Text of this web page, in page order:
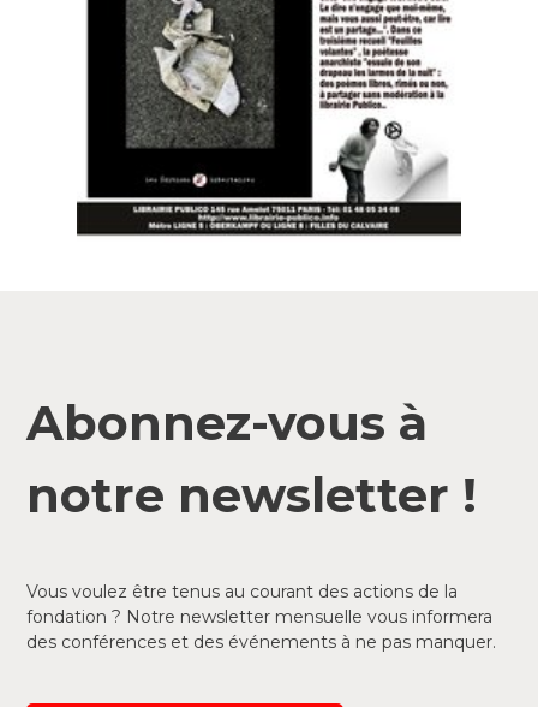
Abonnez-vous à
notre newsletter !
Vous voulez être tenus au courant des actions de la
fondation ? Notre newsletter mensuelle vous informera
des conférences et des événements à ne pas manquer.